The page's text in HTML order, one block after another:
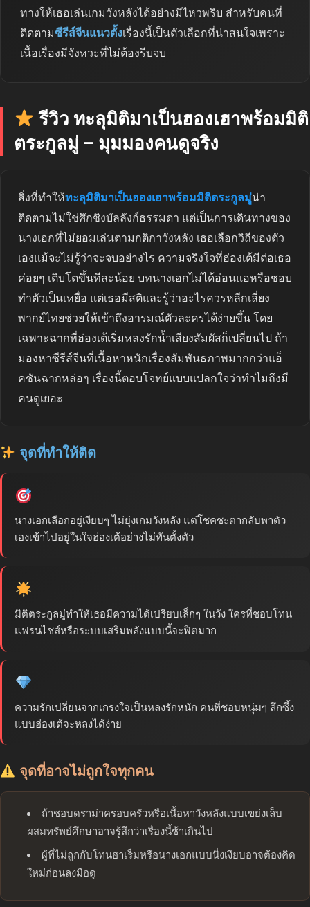
ทางให้เธอเล่นเกมวังหลังได้อย่างมีไหวพริบ สำหรับคนที่
ติดตามซีรีส์จีนแนวตั้งเรื่องนี้เป็นตัวเลือกที่น่าสนใจเพราะ
เนื้อเรื่องมีจังหวะที่ไม่ต้องรีบจบ
รีวิว ทะลุมิติมาเป็นฮองเฮาพร้อมมิติ
ตระกูลมู่ – มุมมองคนดูจริง
สิ่งที่ทำให้ทะลุมิติมาเป็นฮองเฮาพร้อมมิติตระกูลมู่น่า
ติดตามไม่ใช่ศึกชิงบัลลังก์ธรรมดา แต่เป็นการเดินทางของ
นางเอกที่ไม่ยอมเล่นตามกติกาวังหลัง เธอเลือกวิถีของตัว
เองแม้จะไม่รู้ว่าจะจบอย่างไร ความจริงใจที่ฮ่องเต้มีต่อเธอ
ค่อยๆ เติบโตขึ้นทีละน้อย บทนางเอกไม่ได้อ่อนแอหรือชอบ
ทำตัวเป็นเหยื่อ แต่เธอมีสติและรู้ว่าอะไรควรหลีกเลี่ยง
พากย์ไทยช่วยให้เข้าถึงอารมณ์ตัวละครได้ง่ายขึ้น โดย
เฉพาะฉากที่ฮ่องเต้เริ่มหลงรักน้ำเสียงสัมผัสก็เปลี่ยนไป ถ้า
มองหาซีรีส์จีนที่เนื้อหาหนักเรื่องสัมพันธภาพมากกว่าแอ็
คชันฉากหล่อๆ เรื่องนี้ตอบโจทย์แบบแปลกใจว่าทำไมถึงมี
คนดูเยอะ
จุดที่ทำให้ติด
นางเอกเลือกอยู่เงียบๆ ไม่ยุ่งเกมวังหลัง แต่โชคชะตากลับพาตัว
เองเข้าไปอยู่ในใจฮ่องเต้อย่างไม่ทันตั้งตัว
มิติตระกูลมู่ทำให้เธอมีความได้เปรียบเล็กๆ ในวัง ใครที่ชอบโทน
แฟรนไชส์หรือระบบเสริมพลังแบบนี้จะฟิตมาก
ความรักเปลี่ยนจากเกรงใจเป็นหลงรักหนัก คนที่ชอบหนุ่มๆ ลึกซึ้ง
แบบฮ่องเต้จะหลงได้ง่าย
จุดที่อาจไม่ถูกใจทุกคน
ถ้าชอบดราม่าครอบครัวหรือเนื้อหาวังหลังแบบเขย่งเล็บ
ผสมทรัพย์ศึกษาอาจรู้สึกว่าเรื่องนี้ช้าเกินไป
ผู้ที่ไม่ถูกกับโทนฮาเร็มหรือนางเอกแบบนิ่งเงียบอาจต้องคิด
ใหม่ก่อนลงมือดู